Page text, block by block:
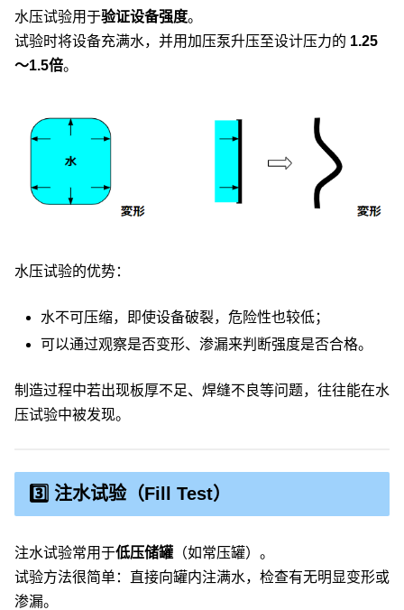
水压试验用于验证设备强度。
试验时将设备充满水，并用加压泵升压至设计压力的 1.25
～1.5倍。
水压试验的优势：
水不可压缩，即使设备破裂，危险性也较低；
可以通过观察是否变形、渗漏来判断强度是否合格。
制造过程中若出现板厚不足、焊缝不良等问题，往往能在水
压试验中被发现。
3️⃣ 注水试验（Fill Test）
注水试验常用于低压储罐 （如常压罐）。
试验方法很简单：直接向罐内注满水，检查有无明显变形或
渗漏。